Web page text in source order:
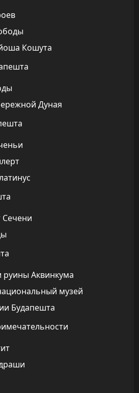
Кошута
Дуная
руины Аквинкума
музей
Будапешта